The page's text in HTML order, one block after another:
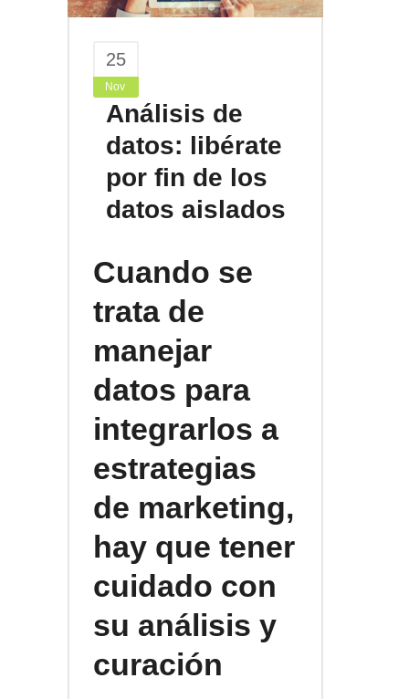
25
Nov
Análisis de
datos: libérate
por fin de los
datos aislados
Cuando se
trata de
manejar
datos para
integrarlos a
estrategias
de marketing,
hay que tener
cuidado con
su análisis y
curación